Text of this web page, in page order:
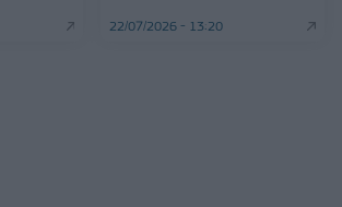
22/07/2026 - 13:20